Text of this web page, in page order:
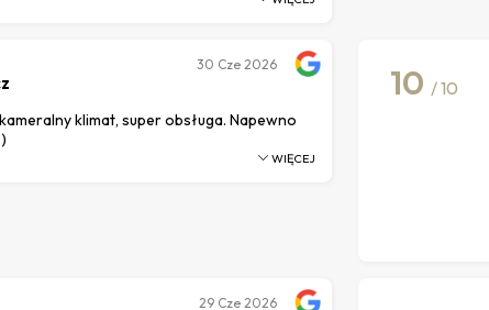
klimat, super obsługa. Napewno
30 Cze 2026
WIĘCEJ
10 / 10
29 Cze 2026